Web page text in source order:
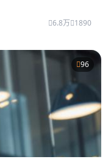
6.8万 1890
96